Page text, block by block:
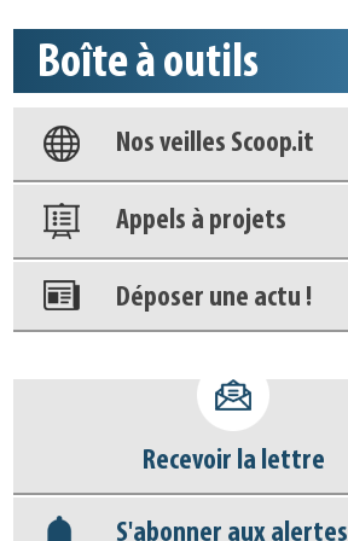
Boîte à outils
Base documentaire
Nos veilles Scoop.it
Appels à projets
Déposer une actu !
déconnecter)
Base documentaire
Recevoir la lettre
S'abonner aux alertes